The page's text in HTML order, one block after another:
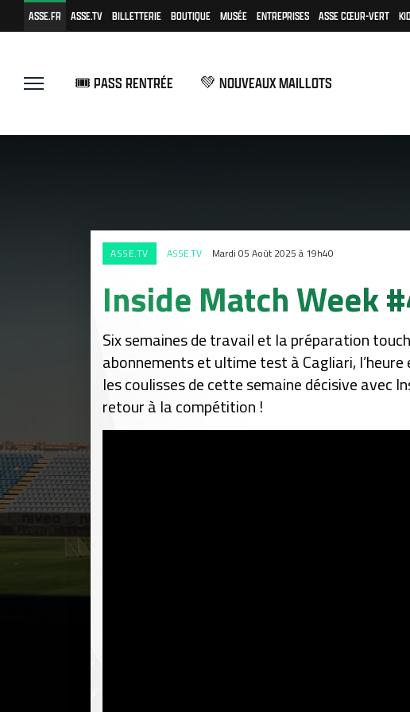
ASSE.FR ASSE.TV BILLETTERIE BOUTIQUE MUSÉE ENTREPRISES ASSE CŒUR-VERT
🎟️ PASS RENTRÉE 💚 NOUVEAUX MAILLOTS
ASSE.TV ASSE.TV Mardi 05 Août 2025 à 19h40
Inside Match Week
Six semaines de travail et la préparation
abonnements et ultime test à Cagliari,
les coulisses de cette semaine décisive avec
retour à la compétition !